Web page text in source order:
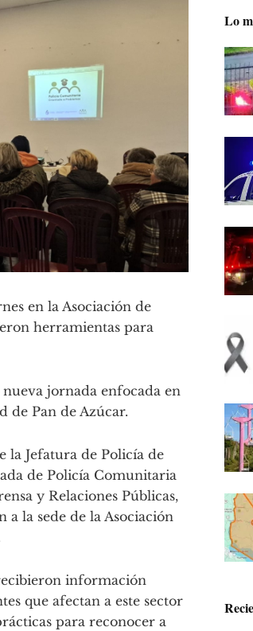
en la Asociación de
herramientas para
jornada enfocada en
de Pan de Azúcar.
la Jefatura de Policía de
de Policía Comunitaria
y Relaciones Públicas,
la sede de la Asociación
información
que afectan a este sector
para reconocer a
Lo